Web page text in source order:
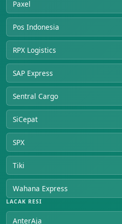
Paxel
Pos Indonesia
RPX Logistics
SAP Express
Sentral Cargo
SiCepat
SPX
Tiki
Wahana Express
LACAK RESI
AnterAja